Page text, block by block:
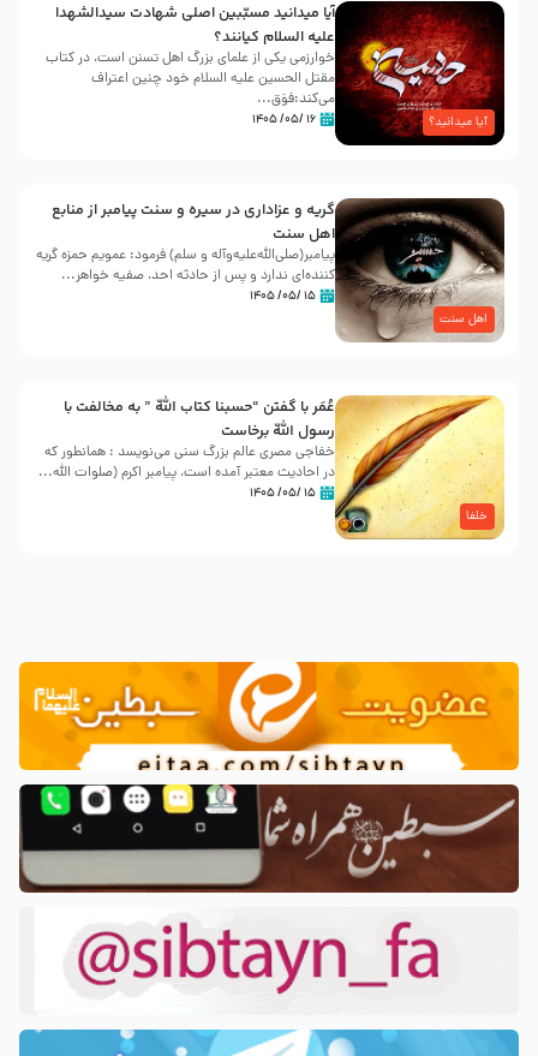
آیا میدانید؟
آیا میدانید مسبّبین اصلی شهادت سیدالشهدا
علیه ‌السلام کیانند؟
خوارزمی یکی از علمای بزرگ اهل تسنن است، در کتاب
مقتل الحسین علیه ‌السلام خود چنین اعتراف
می‌کند:فوَق...
۱۶ /۰۵/ ۱۴۰۵
اهل سنت
گریه و عزاداری در سیره و سنت پیامبر از منابع
اهل سنت
پیامبر(صلی‌الله‌علیه‌وآله و سلم) فرمود: عمویم حمزه گریه
کننده‌ای ندارد و پس از حادثه احد، صفیه خواهر...
۱۵ /۰۵/ ۱۴۰۵
خلفا
عُمَر با گفتن “حسبنا كتاب اللّه ” به مخالفت با
رسول اللّه برخاست
خفاجی مصری عالم بزرگ سنی می‌نویسد : همانطور که
در احادیث معتبر آمده است، پیامبر اکرم (صلوات اللّه...
۱۵ /۰۵/ ۱۴۰۵